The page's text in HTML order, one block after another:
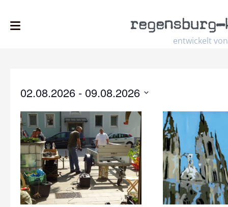
entwickelt von
regensburg–
02.08.2026 - 09.08.2026
date.